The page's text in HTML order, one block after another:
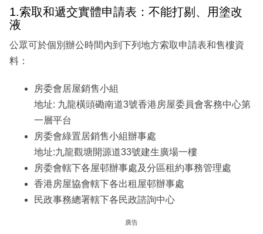
1.索取和遞交實體申請表：不能打剔、用塗改
液
公眾可於個別辦公時間內到下列地方索取申請表和售樓資
料：
房委會居屋銷售小組
地址: 九龍橫頭磡南道3號香港房屋委員會客務中心第
一層平台
房委會綠置居銷售小組辦事處
地址:九龍觀塘開源道33號建生廣場一樓
房委會轄下各屋邨辦事處及分區租約事務管理處
香港房屋協會轄下各出租屋邨辦事處
民政事務總署轄下各民政諮詢中心
廣告